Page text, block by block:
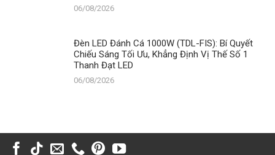
06/08/2026
Đèn LED Đánh Cá 1000W (TDL-FIS): Bí Quyết
Chiếu Sáng Tối Ưu, Khẳng Định Vị Thế Số 1
Thanh Đạt LED
06/08/2026